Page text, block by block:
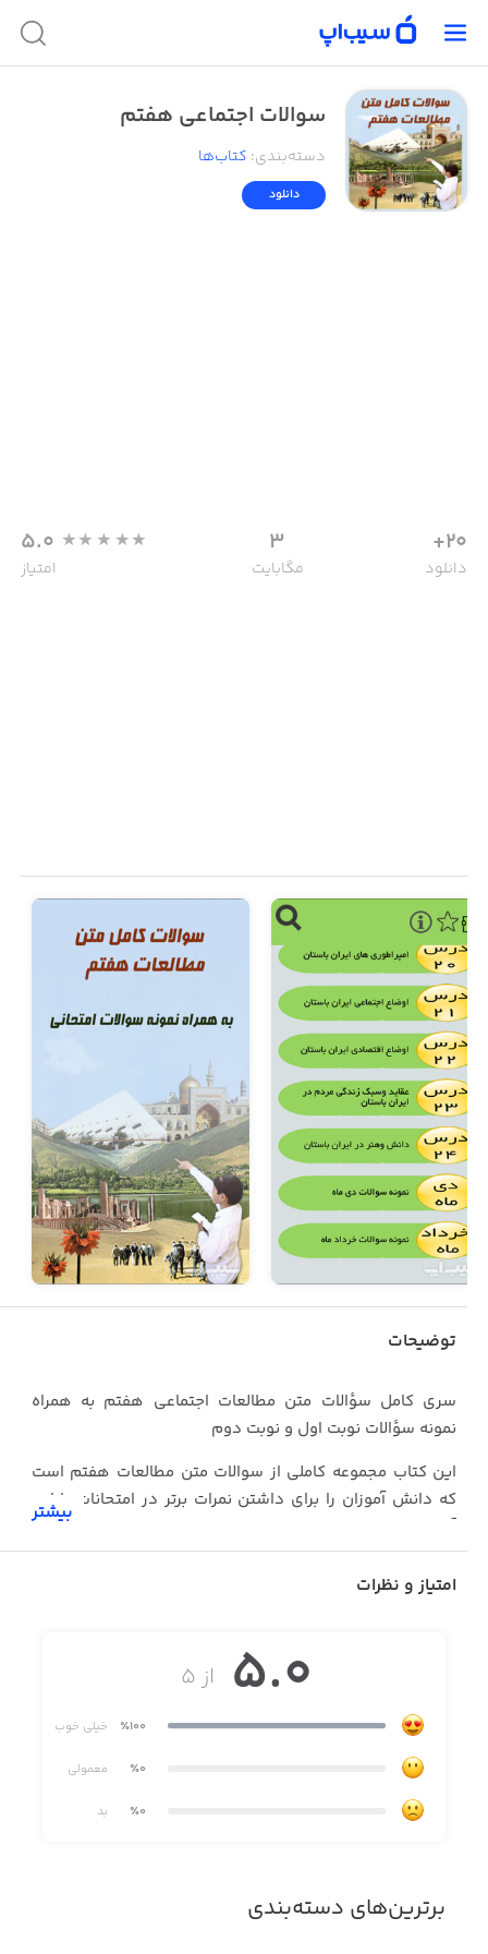
سوالات اجتماعی هفتم
دسته‌بندی: کتاب‌ها
دانلود
20+
دانلود
3
مگابایت
5.0
امتیاز
توضیحات
سری کامل سؤالات متن مطالعات اجتماعی هفتم به همراه
نمونه سؤالات نوبت اول و نوبت دوم
این کتاب مجموعه کاملی از سوالات متن مطالعات هفتم است
که دانش آموزان را برای داشتن نمرات برتر در امتحانات پایانی
آماده میکند.
بیشتر
امتیاز و نظرات
از ۵ 5.0
٪100 خیلی خوب
٪0 معمولی
٪0 بد
برترین‌های دسته‌بندی